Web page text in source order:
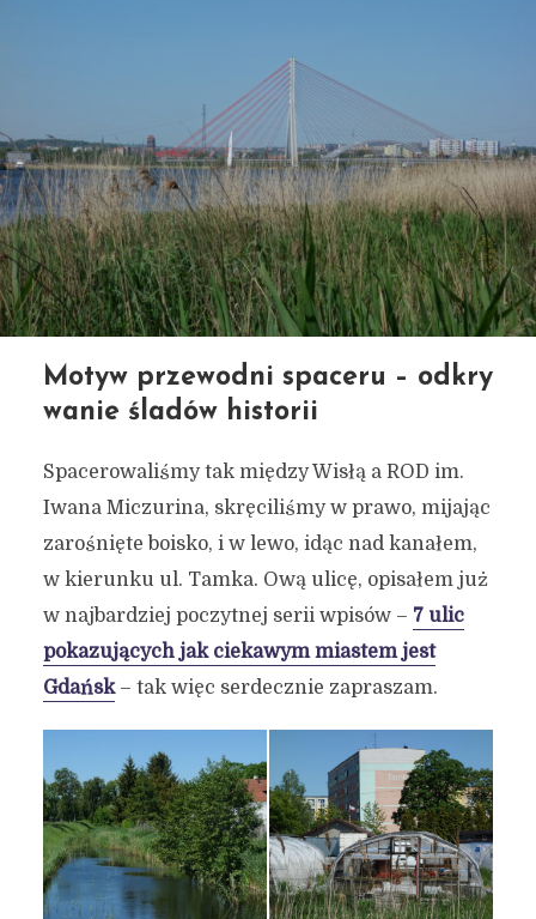
Motyw przewodni spaceru – odkry
wanie śladów historii
Spacerowaliśmy tak między Wisłą a ROD im.
Iwana Miczurina, skręciliśmy w prawo, mijając
zarośnięte boisko, i w lewo, idąc nad kanałem,
w kierunku ul. Tamka. Ową ulicę, opisałem już
w najbardziej poczytnej serii wpisów – 7 ulic
pokazujących jak ciekawym miastem jest
Gdańsk– tak więc serdecznie zapraszam.